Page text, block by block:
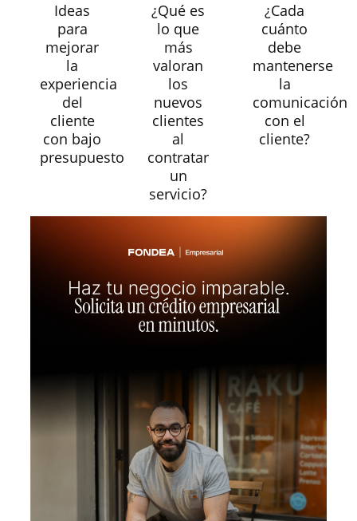
Ideas
para
mejorar
la
experiencia
del
cliente
con bajo
presupuesto
¿Qué es
lo que
más
valoran
los
nuevos
clientes
al
contratar
un
servicio?
¿Cada
cuánto
debe
mantenerse
la
comunicación
con el
cliente?